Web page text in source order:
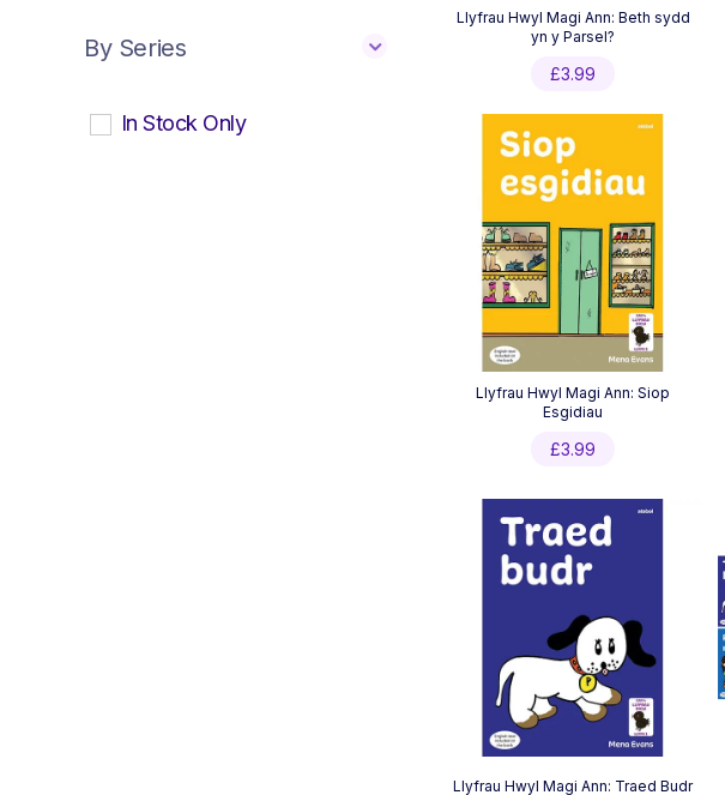
By Series
In Stock Only
Llyfrau Hwyl Magi Ann: Beth sydd
yn y Parsel?
£3.99
Llyfrau Hwyl Magi Ann: Siop
Esgidiau
£3.99
Llyfrau Hwyl Magi Ann: Traed Budr